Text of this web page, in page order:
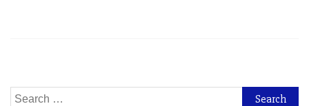
Search